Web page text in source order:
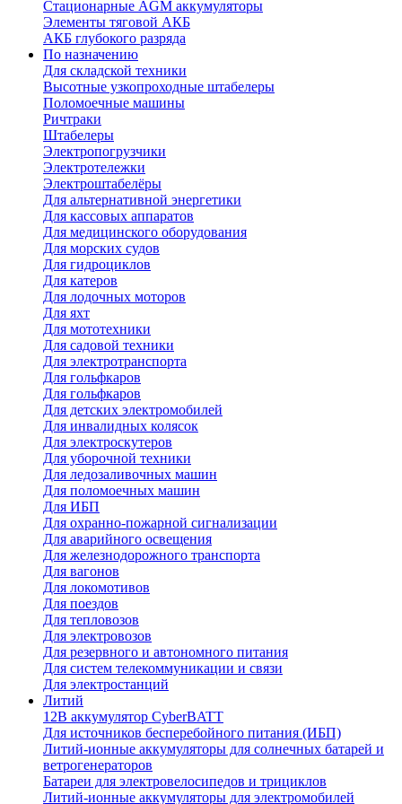
Стационарные AGM аккумуляторы
Элементы тяговой АКБ
АКБ глубокого разряда
По назначению
Для складской техники
Высотные узкопроходные штабелеры
Поломоечные машины
Ричтраки
Штабелеры
Электропогрузчики
Электротележки
Электроштабелёры
Для альтернативной энергетики
Для кассовых аппаратов
Для медицинского оборудования
Для морских судов
Для гидроциклов
Для катеров
Для лодочных моторов
Для яхт
Для мототехники
Для садовой техники
Для электротранспорта
Для гольфкаров
Для гольфкаров
Для детских электромобилей
Для инвалидных колясок
Для электроскутеров
Для уборочной техники
Для ледозаливочных машин
Для поломоечных машин
Для ИБП
Для охранно-пожарной сигнализации
Для аварийного освещения
Для железнодорожного транспорта
Для вагонов
Для локомотивов
Для поездов
Для тепловозов
Для электровозов
Для резервного и автономного питания
Для систем телекоммуникации и связи
Для электростанций
Литий
12В аккумулятор CyberBATT
Для источников бесперебойного питания (ИБП)
Литий-ионные аккумуляторы для солнечных батарей и
ветрогенераторов
Батареи для электровелосипедов и трициклов
Литий-ионные аккумуляторы для электромобилей